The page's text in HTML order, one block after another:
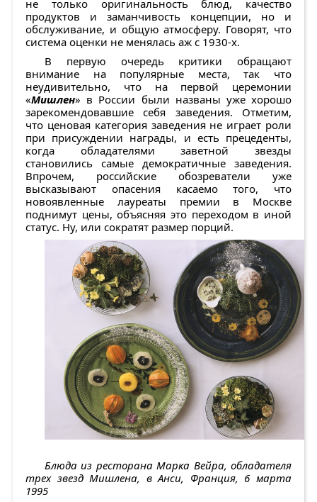
не только оригинальность блюд, качество
продуктов и заманчивость концепции, но и
обслуживание, и общую атмосферу. Говорят, что
система оценки не менялась аж с 1930-х.
В первую очередь критики обращают
внимание на популярные места, так что
неудивительно, что на первой церемонии
«Мишлен» в России были названы уже хорошо
зарекомендовавшие себя заведения. Отметим,
что ценовая категория заведения не играет роли
при присуждении награды, и есть прецеденты,
когда обладателями заветной звезды
становились самые демократичные заведения.
Впрочем, российские обозреватели уже
высказывают опасения касаемо того, что
новоявленные лауреаты премии в Москве
поднимут цены, объясняя это переходом в иной
статус. Ну, или сократят размер порций.
Блюда из ресторана Марка Вейра, обладателя
трех звезд Мишлена, в Анси, Франция, 6 марта
1995